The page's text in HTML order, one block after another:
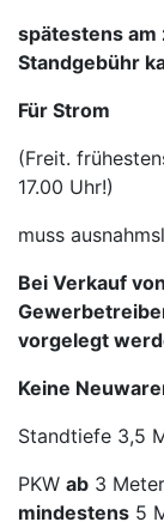
spätestens am
Standgebühr
Für Strom
(Freit.
17.00 Uhr!)
muss
Bei Verkauf
vorgelegt
Keine
Standtiefe 3,5
PKW ab 3
mindestens 5